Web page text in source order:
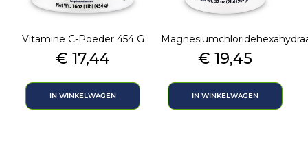
Vitamine C-Poeder 454 G
Prijs
€ 17,44
IN WINKELWAGEN
Prijs
€ 19,45
IN WINKELWAGEN